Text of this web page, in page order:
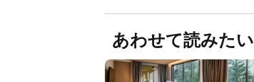
あわせて読みたい